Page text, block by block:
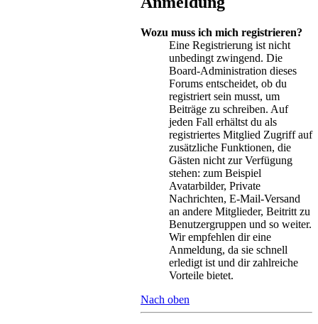
Wozu muss ich mich registrieren?
Eine Registrierung ist nicht
unbedingt zwingend. Die
Board-Administration dieses
Forums entscheidet, ob du
registriert sein musst, um
Beiträge zu schreiben. Auf
jeden Fall erhältst du als
registriertes Mitglied Zugriff auf
zusätzliche Funktionen, die
Gästen nicht zur Verfügung
stehen: zum Beispiel
Avatarbilder, Private
Nachrichten, E-Mail-Versand
an andere Mitglieder, Beitritt zu
Benutzergruppen und so weiter.
Wir empfehlen dir eine
Anmeldung, da sie schnell
erledigt ist und dir zahlreiche
Vorteile bietet.
Nach oben